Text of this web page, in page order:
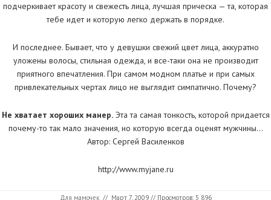
подчеркивает красоту и свежесть лица, лучшая прическа — та, которая
тебе идет и которую легко держать в порядке.
И последнее. Бывает, что у девушки свежий цвет лица, аккуратно
уложены волосы, стильная одежда, и все-таки она не производит
приятного впечатления. При самом модном платье и при самых
привлекательных чертах лицо не выглядит симпатично. Почему?
Не хватает хороших манер.Эта та самая тонкость, которой придается
почему-то так мало значения, но которую всегда оценят мужчины…
Автор: Сергей Василенков
http://www.myjane.ru
Для мамочек // Март 7, 2009// Просмотров: 5 896